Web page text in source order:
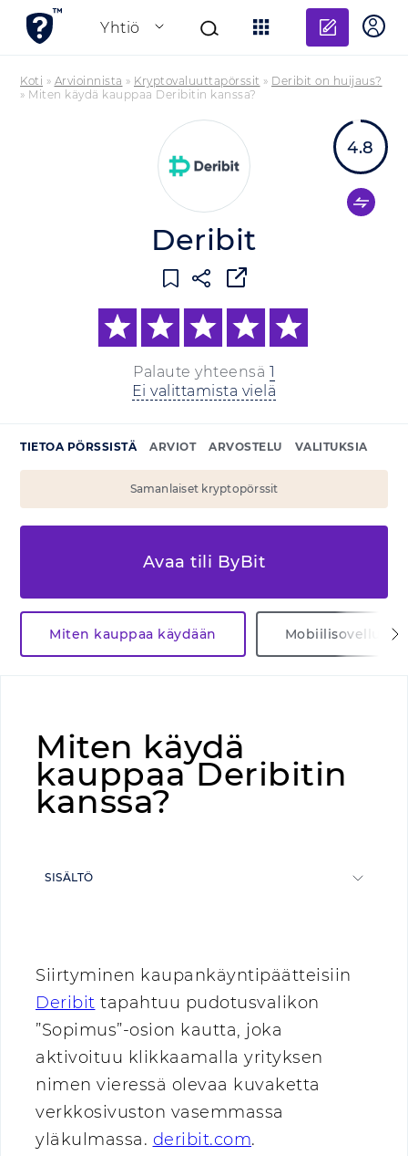
Yhtiö
Lisää
Koti » Arvioinnista » Kryptovaluuttapörssit » Deribit on huijaus?
» Miten käydä kauppaa Deribitin kanssa?
Deribit
Palaute yhteensä 1
Ei valittamista vielä
4.8
TIETOA PÖRSSISTÄ ARVIOT ARVOSTELU VALITUKSIA
Samanlaiset kryptopörssit
Avaa tili ByBit
Miten kauppaa käydään Mobiilisovellus
Miten käydä
kauppaa Deribitin
kanssa?
SISÄLTÖ
Siirtyminen kaupankäyntipäätteisiin
Deribit tapahtuu pudotusvalikon
”Sopimus”-osion kautta, joka
aktivoituu klikkaamalla yrityksen
nimen vieressä olevaa kuvaketta
verkkosivuston vasemmassa
yläkulmassa. deribit.com.